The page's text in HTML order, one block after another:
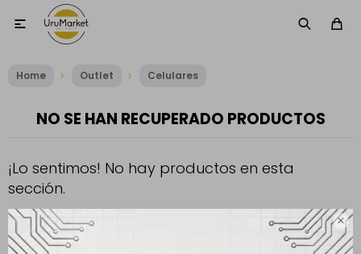


Home Outlet Celulares
NO SE HAN RECUPERADO PRODUCTOS
¡Lo sentimos! No hay productos en esta
sección.
Inténtalo nuevamente con otros criterios de filtrado o busca en
otras secciones de nuestro catálogo.